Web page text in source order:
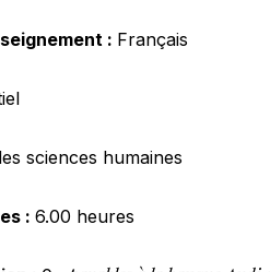
: Français
sciences humaines
: 6.00 heures